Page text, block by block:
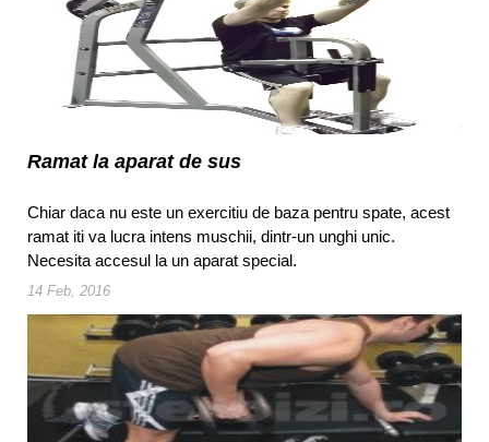
Ramat la aparat de sus
Chiar daca nu este un exercitiu de baza pentru spate, acest
ramat iti va lucra intens muschii, dintr-un unghi unic.
Necesita accesul la un aparat special.
14 Feb, 2016